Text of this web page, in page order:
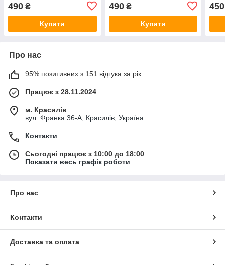
Формат, книга
українською, нова, тверда
490 ₴
Купити
Формат, книга
українською, нова, тверда
490₴
Купити
450
Про нас
95% позитивних з 151 відгука за рік
Працює з 28.11.2024
м. Красилів
вул. Франка 36-А, Красилів, Україна
Контакти
Сьогодні працює з 10:00 до 18:00
Показати весь графік роботи
Про нас
Контакти
Доставка та оплата